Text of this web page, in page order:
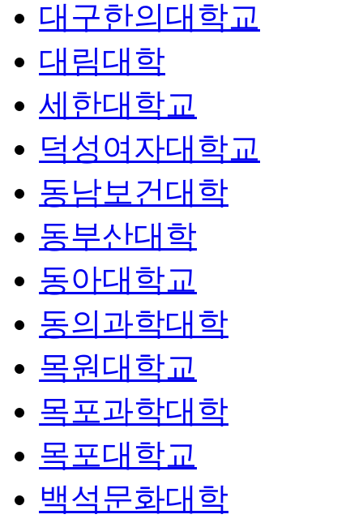
대구한의대학교
대림대학
세한대학교
덕성여자대학교
동남보건대학
동부산대학
동아대학교
동의과학대학
목원대학교
목포과학대학
목포대학교
백석문화대학